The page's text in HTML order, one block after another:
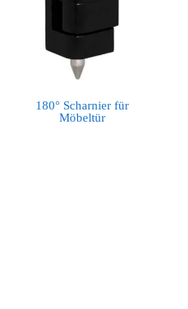
180° Scharnier für
Möbeltür